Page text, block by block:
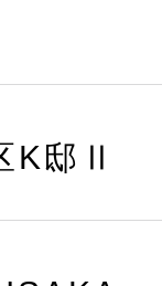
K邸Ⅱ